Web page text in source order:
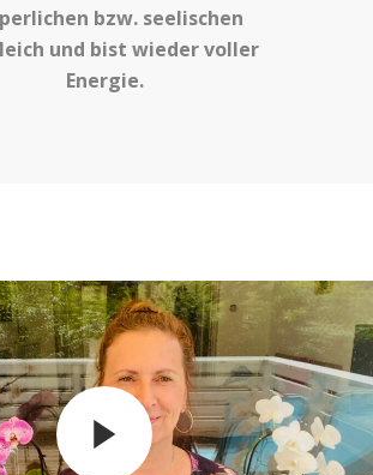
bzw. seelischen
und bist wieder voller
Energie.